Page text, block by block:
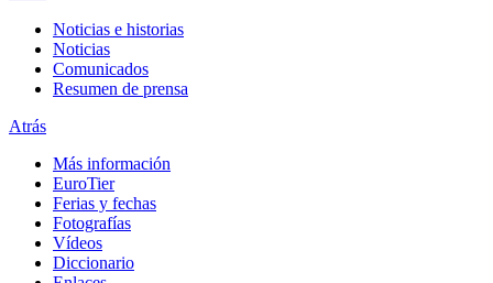
Noticias e historias
Noticias
Comunicados
Resumen de prensa
Atrás
Más información
EuroTier
Ferias y fechas
Fotografías
Vídeos
Diccionario